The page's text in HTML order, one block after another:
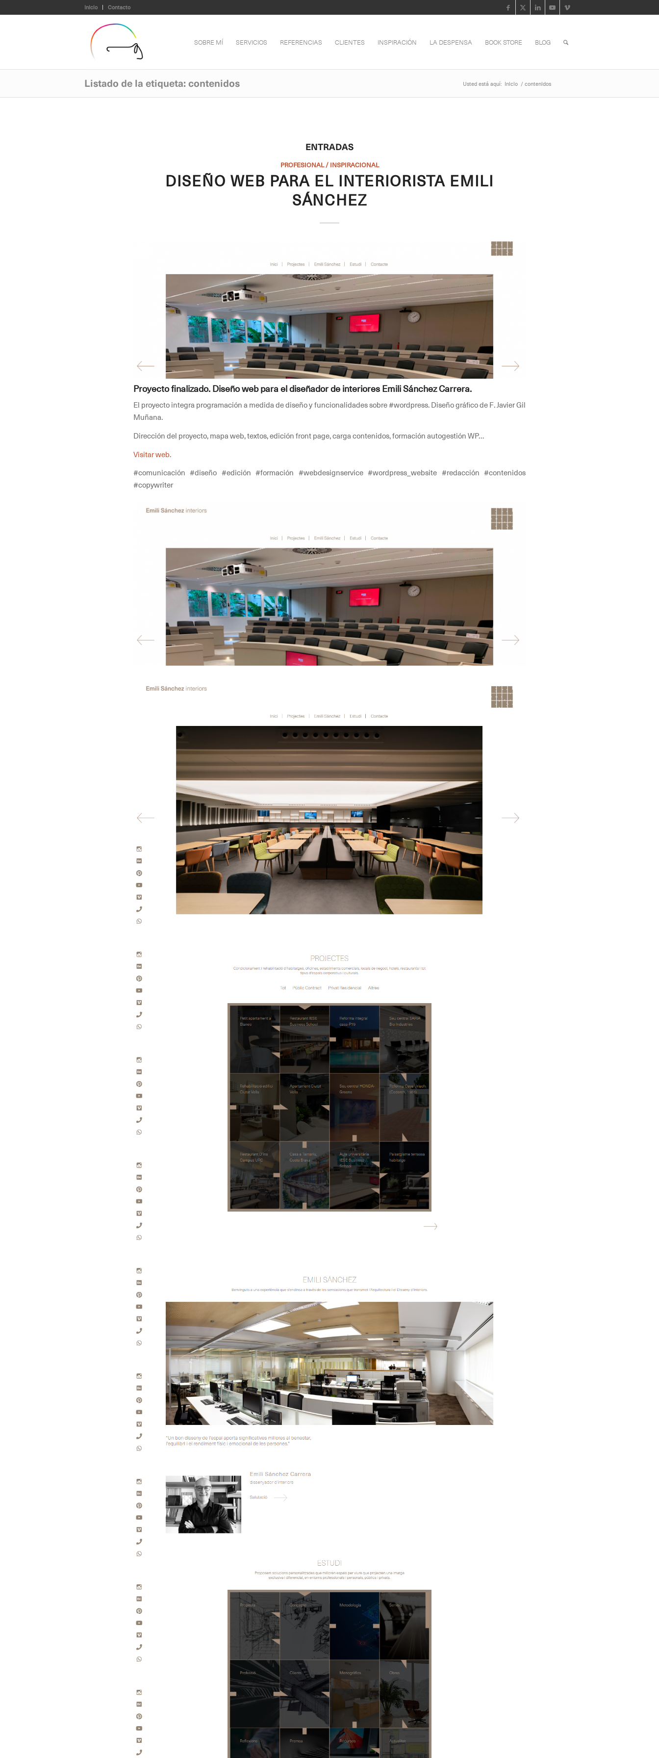
Inicio Contacto
SOBRE MÍ SERVICIOS REFERENCIAS CLIENTES INSPIRACIÓN LA DESPENSA BOOK STORE BLOG
Listado de la etiqueta: contenidos Usted está aquí: Inicio /contenidos
ENTRADAS
PROFESIONAL / INSPIRACIONAL
DISEÑO WEB PARA EL INTERIORISTA EMILI
SÁNCHEZ
Proyecto finalizado. Diseño web para el diseñador de interiores Emili Sánchez Carrera.
El proyecto integra programación a medida de diseño y funcionalidades sobre #wordpress. Diseño gráfico de F. Javier Gil
Muñana.
Dirección del proyecto, mapa web, textos, edición front page, carga contenidos, formación autogestión WP…
Visitar web.
#comunicación #diseño #edición #formación #webdesignservice #wordpress_website #redacción #contenidos
#copywriter